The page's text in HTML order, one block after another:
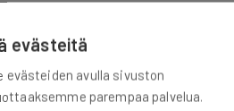
evästeitä
evästeiden avulla sivuston
parempaa palvelua.